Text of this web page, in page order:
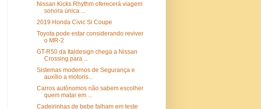
Nissan Kicks Rhythm oferecerá viagem
sonora única ...
2019 Honda Civic Si Coupe
Toyota pode estar considerando reviver
o MR-2
GT-R50 da Italdesign chega a Nissan
Crossing para ...
Sistemas modernos de Segurança e
auxílio a motoris...
Carros autônomos não sabem escolher
quem matar em ...
Cadeirinhas de bebe falham em teste